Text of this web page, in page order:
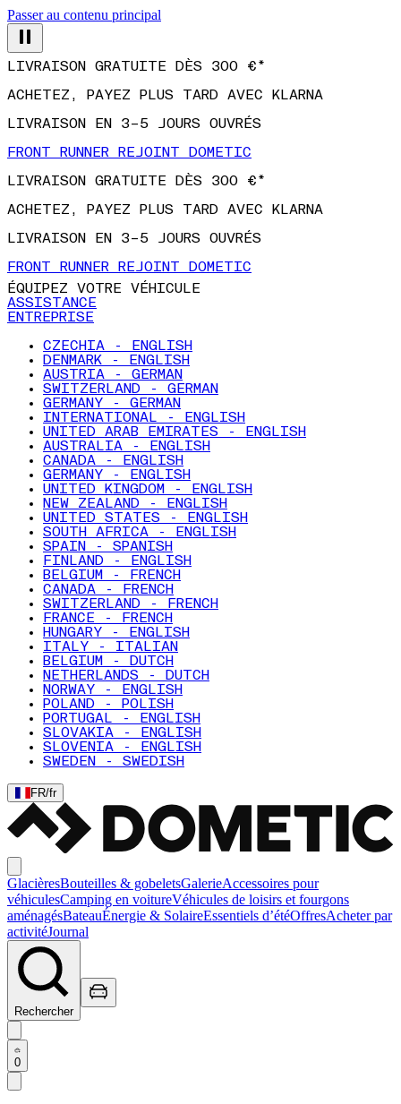
Passer au contenu principal
ACHETEZ, PAYEZ PLUS TARD AVEC KLARNA
LIVRAISON EN 3–5 JOURS OUVRÉS
FRONT RUNNER REJOINT DOMETIC
LIVRAISON GRATUITE DÈS 300 €*
ACHETEZ, PAYEZ PLUS TARD AVEC KLARNA
LIVRAISON EN 3–5 JOURS OUVRÉS
FRONT RUNNER REJOINT DOMETIC
ÉQUIPEZ VOTRE VÉHICULE
ASSISTANCE
ENTREPRISE
CZECHIA - ENGLISH
DENMARK - ENGLISH
AUSTRIA - GERMAN
SWITZERLAND - GERMAN
GERMANY - GERMAN
INTERNATIONAL - ENGLISH
UNITED ARAB EMIRATES - ENGLISH
AUSTRALIA - ENGLISH
CANADA - ENGLISH
GERMANY - ENGLISH
UNITED KINGDOM - ENGLISH
NEW ZEALAND - ENGLISH
UNITED STATES - ENGLISH
SOUTH AFRICA - ENGLISH
SPAIN - SPANISH
FINLAND - ENGLISH
BELGIUM - FRENCH
CANADA - FRENCH
SWITZERLAND - FRENCH
FRANCE - FRENCH
HUNGARY - ENGLISH
ITALY - ITALIAN
BELGIUM - DUTCH
NETHERLANDS - DUTCH
NORWAY - ENGLISH
POLAND - POLISH
PORTUGAL - ENGLISH
SLOVAKIA - ENGLISH
SLOVENIA - ENGLISH
SWEDEN - SWEDISH
FR/fr
GlacièresBouteilles & gobeletsGalerieAccessoires pour
véhiculesCamping en voitureVéhicules de loisirs et fourgons
aménagésBateauÉnergie & SolaireEssentiels d’étéOffresAcheter par
activitéJournal
Rechercher
0